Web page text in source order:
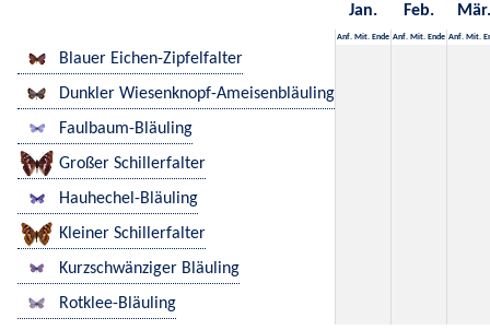
Jan. Feb. Mär.
Anf. Mit. Ende Anf. Mit. Ende Anf. Mit.
Blauer Eichen-Zipfelfalter
Dunkler Wiesenknopf-Ameisenbläuling
Faulbaum-Bläuling
Großer Schillerfalter
Hauhechel-Bläuling
Kleiner Schillerfalter
Kurzschwänziger Bläuling
Rotklee-Bläuling